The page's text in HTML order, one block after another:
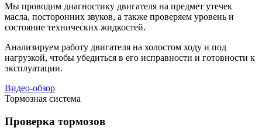
Мы проводим диагностику двигателя на предмет утечек
масла, посторонних звуков, а также проверяем уровень и
состояние технических жидкостей.
Анализируем работу двигателя на холостом ходу и под
нагрузкой, чтобы убедиться в его исправности и готовности к
эксплуатации.
Видео-обзор
Тормозная система
Проверка тормозов